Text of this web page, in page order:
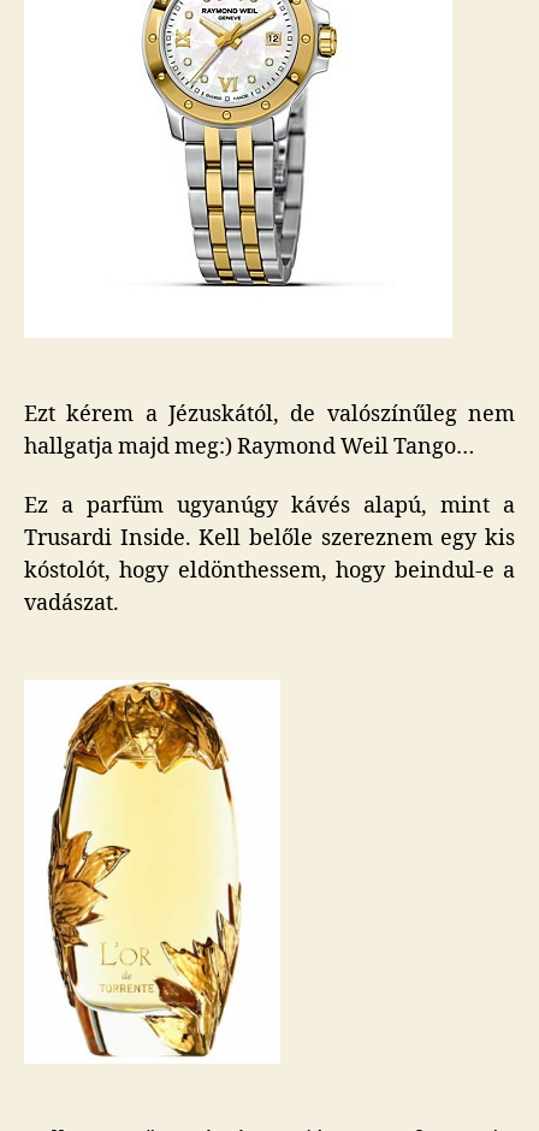
Ezt kérem a Jézuskától, de valószínűleg nem
hallgatja majd meg:) Raymond Weil Tango…
Ez a parfüm ugyanúgy kávés alapú, mint a
Trusardi Inside. Kell belőle szereznem egy kis
kóstolót, hogy eldönthessem, hogy beindul-e a
vadászat.